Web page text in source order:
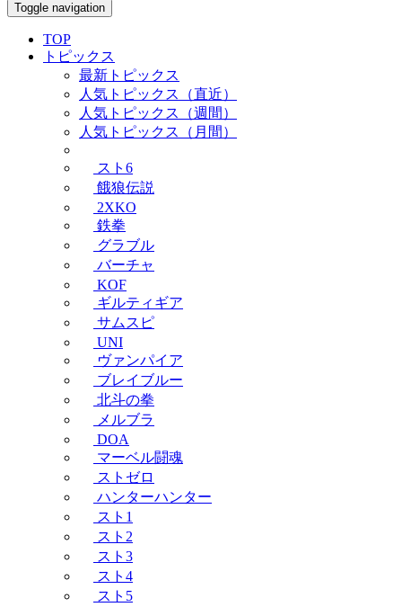
Toggle navigation
TOP
トピックス
最新トピックス
人気トピックス（直近）
人気トピックス（週間）
人気トピックス（月間）
スト6
餓狼伝説
2XKO
鉄拳
グラブル
バーチャ
KOF
ギルティギア
サムスピ
UNI
ヴァンパイア
ブレイブルー
北斗の拳
メルブラ
DOA
マーベル闘魂
ストゼロ
ハンターハンター
スト1
スト2
スト3
スト4
スト5